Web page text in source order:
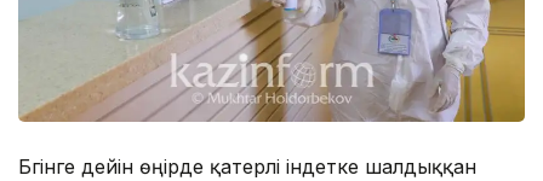
Бүгінге дейін өңірде қатерлі індетке шалдыққан